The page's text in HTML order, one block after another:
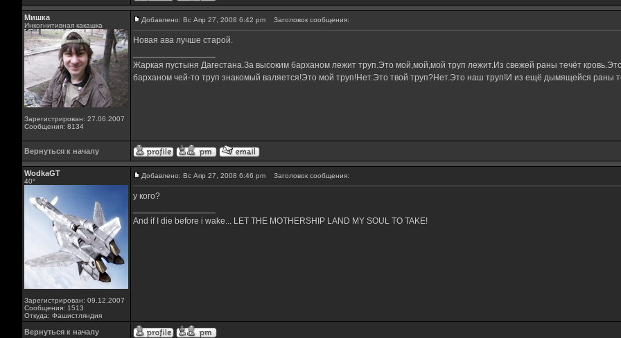
Мишка
Инкогнитивная какашка
Зарегистрирован: 27.06.2007
Сообщения: 8134
Добавлено: Вс Апр 27, 2008 6:42 pm Заголовок сообщения:
Новая ава лучше старой.
Жаркая пустыня Дагестана.За высоким барханом лежит труп.Это мой,мой,мой труп лежит.Из свежей раны течёт
барханом чей-то труп знакомый валяется!Это мой труп!Нет.Это твой труп?Нет.Это наш труп!И из ещё дымящейся раны
Вернуться к началу
WodkaGT
40°
Зарегистрирован: 09.12.2007
Сообщения: 1513
Откуда: Фашистляндия
Добавлено: Вс Апр 27, 2008 6:46 pm Заголовок сообщения:
у кого?
And if I die before i wake... LET THE MOTHERSHIP LAND MY SOUL TO TAKE!
Вернуться к началу